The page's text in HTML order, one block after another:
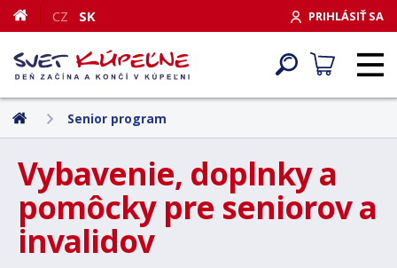
PRIHLÁSIŤ SA
CZ SK
Senior program
Vybavenie, doplnky a
pomôcky pre seniorov a
invalidov